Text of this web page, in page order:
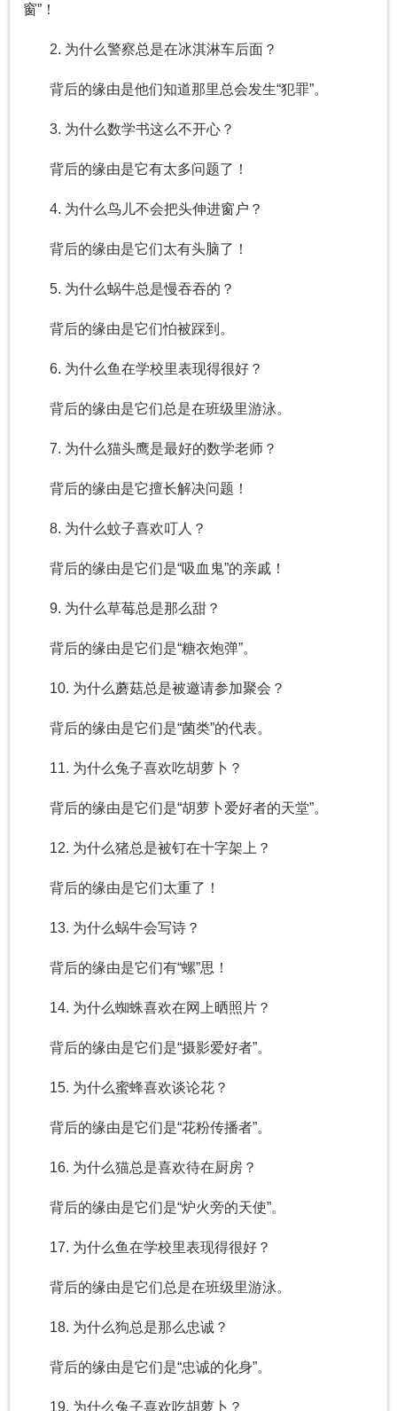
窗”！
2. 为什么警察总是在冰淇淋车后面？
背后的缘由是他们知道那里总会发生“犯罪”。
3. 为什么数学书这么不开心？
背后的缘由是它有太多问题了！
4. 为什么鸟儿不会把头伸进窗户？
背后的缘由是它们太有头脑了！
5. 为什么蜗牛总是慢吞吞的？
背后的缘由是它们怕被踩到。
6. 为什么鱼在学校里表现得很好？
背后的缘由是它们总是在班级里游泳。
7. 为什么猫头鹰是最好的数学老师？
背后的缘由是它擅长解决问题！
8. 为什么蚊子喜欢叮人？
背后的缘由是它们是“吸血鬼”的亲戚！
9. 为什么草莓总是那么甜？
背后的缘由是它们是“糖衣炮弹”。
10. 为什么蘑菇总是被邀请参加聚会？
背后的缘由是它们是“菌类”的代表。
11. 为什么兔子喜欢吃胡萝卜？
背后的缘由是它们是“胡萝卜爱好者的天堂”。
12. 为什么猪总是被钉在十字架上？
背后的缘由是它们太重了！
13. 为什么蜗牛会写诗？
背后的缘由是它们有“螺”思！
14. 为什么蜘蛛喜欢在网上晒照片？
背后的缘由是它们是“摄影爱好者”。
15. 为什么蜜蜂喜欢谈论花？
背后的缘由是它们是“花粉传播者”。
16. 为什么猫总是喜欢待在厨房？
背后的缘由是它们是“炉火旁的天使”。
17. 为什么鱼在学校里表现得很好？
背后的缘由是它们总是在班级里游泳。
18. 为什么狗总是那么忠诚？
背后的缘由是它们是“忠诚的化身”。
19. 为什么兔子喜欢吃胡萝卜？